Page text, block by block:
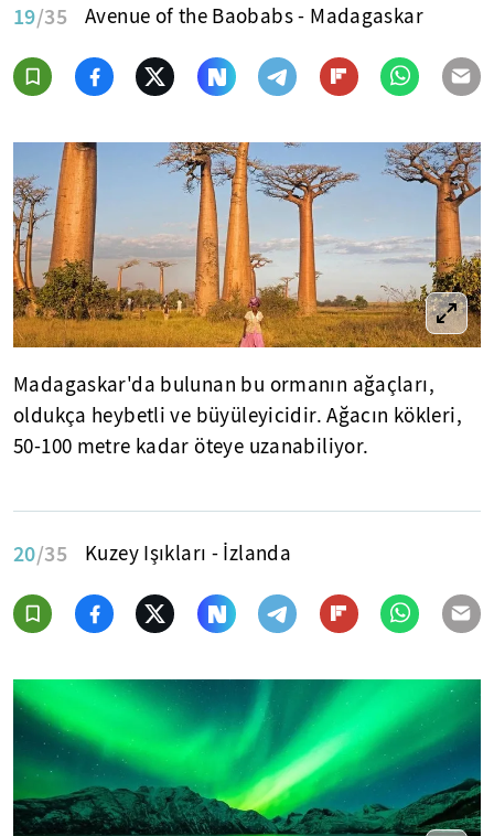
19/35 Avenue of the Baobabs - Madagaskar
Madagaskar'da bulunan bu ormanın ağaçları,
oldukça heybetli ve büyüleyicidir. Ağacın kökleri,
50-100 metre kadar öteye uzanabiliyor.
20/35 Kuzey Işıkları - İzlanda